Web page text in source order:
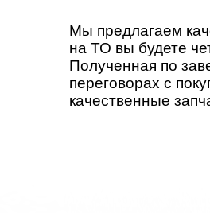
Мы предлагаем
на ТО вы будете
Полученная по
переговорах с
качественные